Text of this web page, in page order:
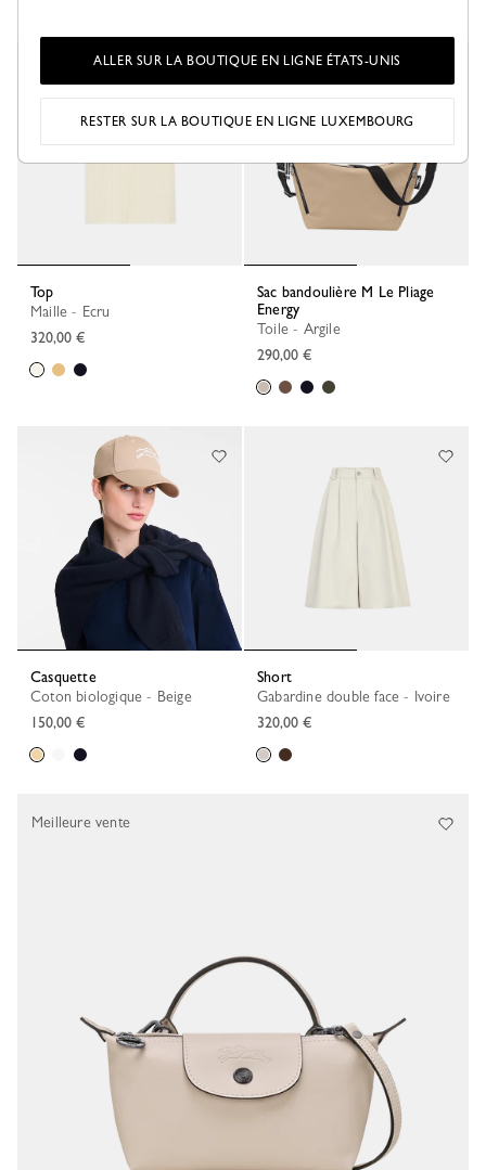
Top
Maille - Ecru
320,00 €
Sac bandoulière M Le Pliage
Energy
Toile - Argile
290,00 €
Casquette
Coton biologique - Beige
150,00 €
Short
Gabardine double face - Ivoire
320,00 €
Meilleure vente
ALLER SUR LA BOUTIQUE EN LIGNE ÉTATS-UNIS
RESTER SUR LA BOUTIQUE EN LIGNE LUXEMBOURG